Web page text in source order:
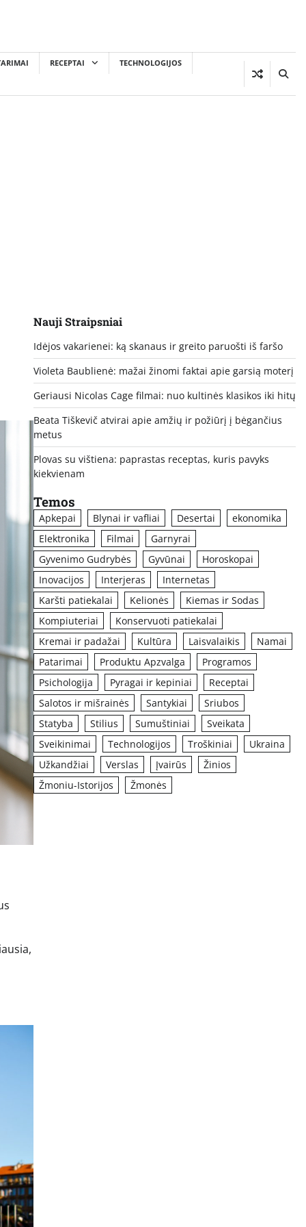
RECEPTAI TECHNOLOGIJOS
Nauji Straipsniai
Idėjos vakarienei: ką skanaus ir greito paruošti iš faršo
Violeta Baublienė: mažai žinomi faktai apie garsią moterį
Geriausi Nicolas Cage filmai: nuo kultinės klasikos iki hitų
Beata Tiškevič atvirai apie amžių ir požiūrį į bėgančius
metus
Plovas su vištiena: paprastas receptas, kuris pavyks
kiekvienam
Temos
Apkepai Blynai ir vafliai Desertai
ekonomika
Elektronika
Filmai
Garnyrai
Gyvenimo Gudrybės
Gyvūnai
Horoskopai
Inovacijos
Interjeras
Internetas
Karšti patiekalai
Kelionės
Kiemas ir Sodas
Kompiuteriai
Konservuoti patiekalai
Kremai ir padažai
Kultūra Laisvalaikis
Namai
Patarimai
Produktu Apzvalga
Programos
Psichologija
Pyragai ir kepiniai
Receptai
Salotos ir mišrainės
Santykiai
Sriubos
Statyba
Stilius Sumuštiniai
Sveikata
Sveikinimai
Technologijos Troškiniai
Ukraina
Užkandžiai
Verslas Įvairūs
Žinios
Žmoniu-Istorijos
Žmonės